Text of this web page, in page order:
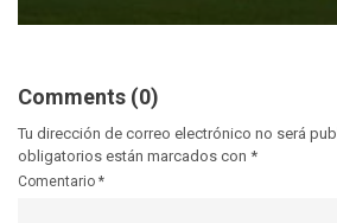
Comments (0)
Tu dirección de correo electrónico no será
obligatorios están marcados con *
Comentario *